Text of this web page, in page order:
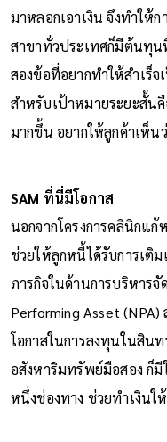
มาหลอกเอาเงิน จึงทำให้
สาขาทั่วประเทศก็มีต้นทุน
สองข้อที่อยากทำให้สำเร็จ
สำหรับเป้าหมายระยะสั้น
มากขึ้น อยากให้ลูกค้าเห็น
SAM ที่นี่มีโอกาส
นอกจากโครงการคลินิกแ
ช่วยให้ลูกหนี้ได้รับการเติม
ภารกิจในด้านการบริหาร
Performing Asset
โอกาสในการลงทุนในสิน
อสังหาริมทรัพย์มือสอง ก็มี
หนึ่งช่องทาง ช่วยทำเงินให้